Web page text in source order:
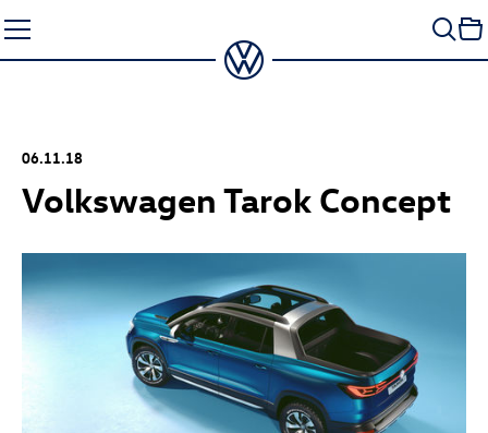
Seiteninhalt
springen
06.11.18
Volkswagen Tarok Concept